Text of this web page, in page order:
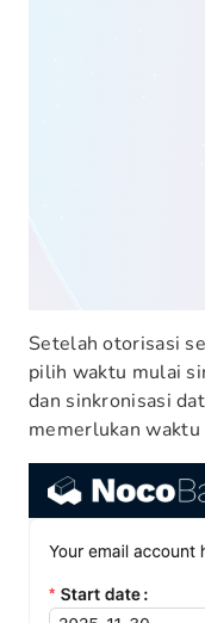
Setelah otorisasi
pilih waktu mulai
dan sinkronisasi
memerlukan